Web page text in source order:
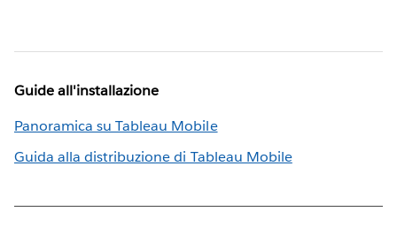
Guide all'installazione
Panoramica su Tableau Mobile
Guida alla distribuzione di Tableau Mobile